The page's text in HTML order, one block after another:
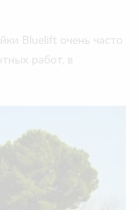
Bluelift очень часто
работ, в